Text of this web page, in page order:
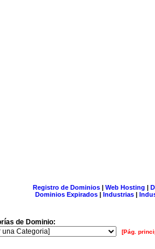
Registro de Dominios| Web Hosting |
Dominios Expirados | Industrias |
de Dominio:
[Pág.